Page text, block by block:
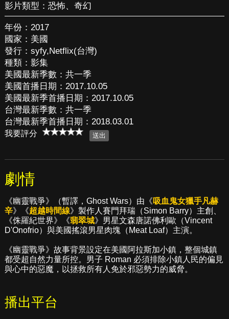
影片類型： 恐怖、 奇幻
年份：2017
國家：美國
發行：syfy,Netflix(台灣)
種類：影集
美國最新季數：共一季
美國首播日期：2017.10.05
美國最新季首播日期：2017.10.05
台灣最新季數：共一季
台灣最新季首播日期：2018.03.01
我要評分
劇情
《幽靈戰爭》（暫譯，Ghost Wars）由《吸血鬼女獵手凡赫
辛》《超越時間線》製作人賽門拜瑞（Simon Barry）主創、
《侏羅紀世界》《翡翠城》男星文森唐諾佛利歐（Vincent
D'Onofrio）與美國搖滾男星肉塊（Meat Loaf）主演。
《幽靈戰爭》故事背景設定在美國阿拉斯加小鎮，整個城鎮
都受超自然力量所控。男子 Roman 必須排除小鎮人民的偏見
與心中的惡魔，以拯救所有人免於邪惡勢力的威脅。
播出平台